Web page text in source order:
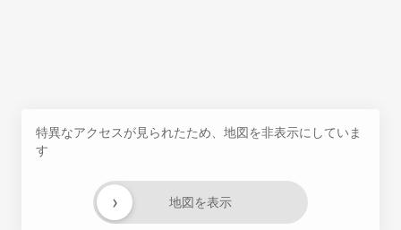
特異なアクセスが見られたため、地図を非表示にしていま
す
地図を表示
›